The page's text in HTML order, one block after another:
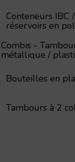
Conteneurs IBC
réservoirs en
Combis -
métallique /
Bouteilles en
Tambours à 2